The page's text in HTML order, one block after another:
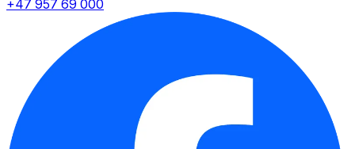
+47 957 69 000